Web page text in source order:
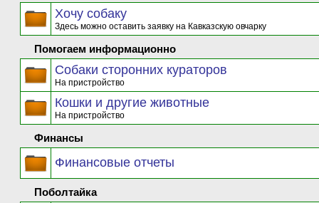
Хочу собаку
Здесь можно оставить заявку на Кавказскую овчарку
Помогаем информационно
Собаки сторонних кураторов
На пристройство
Кошки и другие животные
На пристройство
Финансы
Финансовые отчеты
Поболтайка